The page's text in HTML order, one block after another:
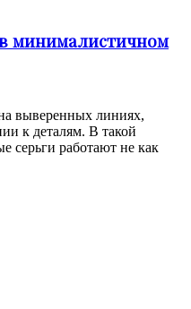
минималистичном
выверенных линиях,
к деталям. В такой
серьги работают не как